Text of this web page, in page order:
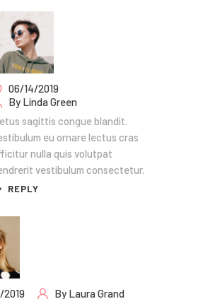
06/14/2019
By Linda Green
sagittis congue blandit.
eu ornare lectus cras
nulla quis volutpat
vestibulum consectetur.
REPLY
2019 By Laura Grand